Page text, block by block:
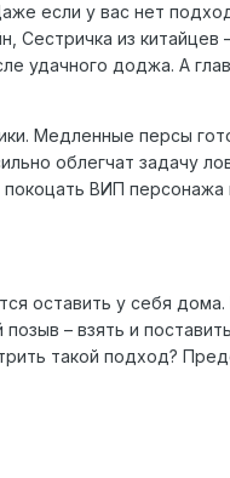
если у вас нет
Сестричка из
удачного доджа. А
Медленные персы
облегчат задачу
ВИП
оставить у себя
– взять и
такой подход?